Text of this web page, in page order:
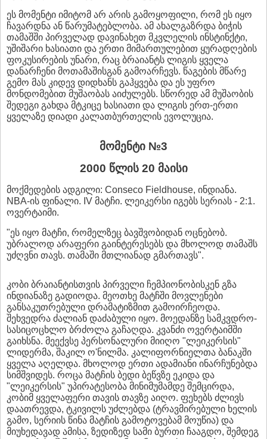
ეს მომენტი იმიტომ არ არის გამოყოფილი, რომ ეს იყო
ჩავარდნა ან წარუმატებლობა. ამ ახალგაზრდა ბიჭის
თამაშში პირველად დავინახეთ მკვლელის ინსტინქტი,
უშიშარი ხასიათი და ერთი მიმართულებით ყურადღების
ფოკუსირების უნარი, რაც ბრაიანტს ლიგის ყველა
დანარჩენი მოთამაშისგან გამოარჩევს. წაგების მწარე
გემო მას კიდევ დიდხანს გაჰყვება და ეს უფრო
მონდომებით მუშაობას აიძულებს. სწორედ ამ მუშაობის
შედეგი გახდა მტკიცე ხასიათი და ლიგის ერთ-ერთი
ყველაზე დიადი კალათბურთელის ევოლუცია.
მომენტი №3
2000 წლის 20 მაისი
მოქმედების ადგილი: Conseco Fieldhouse, ინდიანა.
NBA-ის ფინალი. IV მატჩი. ლეიკერსი იგებს სერიას - 2:1.
ოვერტაიმი.
"ეს იყო მატჩი, რომელზეც ბავშვობიდან ოცნებობ.
უბრალოდ არაფერი გაინტერესებს და მხოლოდ თამაშს
უძღვნი თავს. თამაში მთლიანად გმართავს".
კობი ბრაიანტისთვის პირველი ჩემპიონობისკენ გზა
ინდიანაზე გადიოდა. მეოთხე მატჩში მოვლენები
განსაკუთრებული დრამატიზმით გამოირჩეოდა.
შეხვედრა ძალიან დაძაბული იყო. მოედანზე სამკვდრო-
სასიცოცხლო ბრძოლა გაჩაღდა. კვანძი ოვერტაიმში
გაიხსნა. მეექვსე პერსონალური მიიღო "ლეიკერსის"
ლიდერმა, შაკილ ო'ნილმა. კალიფორნიელთა ბანაკში
ყველა აღელდა. მხოლოდ ერთი ადამიანი ინარჩუნებდა
სიმშვიდეს. როცა მატჩის ბედი ბეწვზე ეკიდა და
"ლეიკერსის" უპირატესობა მინიმუმამდე შემცირდა,
კობიმ ყველაფერი თავის თავზე აიღო. ფეხებს ძლივს
დაათრევდა, ტკივილს უძლებდა (ტრავმირებული ხელის
გამო, სერიის წინა მატჩის გამოტოვებამ მოუწია) და
მიუხედავად ამისა, ზედიზედ სამი ბურთი ჩააგდო, შემდეგ